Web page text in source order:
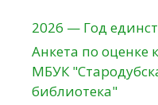
2026 — Год
Анкета по оценке
МБУК
библиотека"